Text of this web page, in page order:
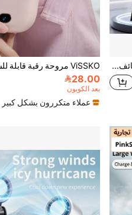
مروحة محمولة متعددة الوظائف، محرك فرشاة عالي السرعة، مبرد محمول يدوي، نافخ تنظيف السيارة، يتضمن 2 بطارية قابلة لإعادة الشحن 3000 مللي أمبير، يأتي مع فوهات مختلفة لاستخدامات متنوعة، تبريد في الصيف، نفخ الثلج في الشتاء، بادئ حريق للتخييم، تجفيف السيارة، مستخدم إزالة الجليد وتنظيف مقاعد السيارة، لوحات المفاتيح الكمبيوتر، فجوات النوافذ، الأرائك والسجاد، مدمج ومحمول، لا غنى عنه للمنزل والسفر!
28.00
بعد الكوبون
عملاء متكررون بشكل كبير